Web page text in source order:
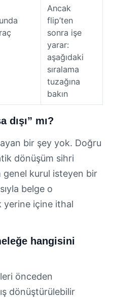
Ancak
flip’ten
sonra işe
yarar:
aşağıdaki
sıralama
tuzağına
bakın
dışı” mı?
bir şey yok. Doğru
dönüşüm sihri
genel kurul isteyen bir
belge o
yerine içine ithal
hangisini
önceden
dönüştürülebilir